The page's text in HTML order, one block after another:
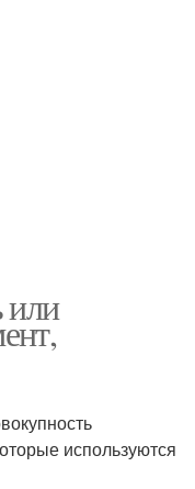
или
используются